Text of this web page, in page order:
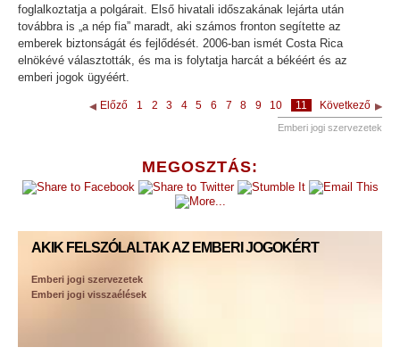
MEGOSZTÁS:
AKIK FELSZÓLALTAK AZ EMBERI JOGOKÉRT
Emberi jogi szervezetek
Emberi jogi visszaélések
foglalkoztatja a polgárait. Első hivatali időszakának lejárta után
továbbra is „a nép fia” maradt, aki számos fronton segítette az
emberek biztonságát és fejlődését. 2006-ban ismét Costa Rica
elnökévé választották, és ma is folytatja harcát a békéért és az
emberi jogok ügyéért.
Előző 1 2 3 4 5 6 7 8 9 10 11 Következő
Emberi jogi szervezetek